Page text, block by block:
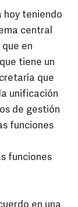
hoy teniendo
central
en
tiene un
que
unificación
de gestión
funciones
funciones